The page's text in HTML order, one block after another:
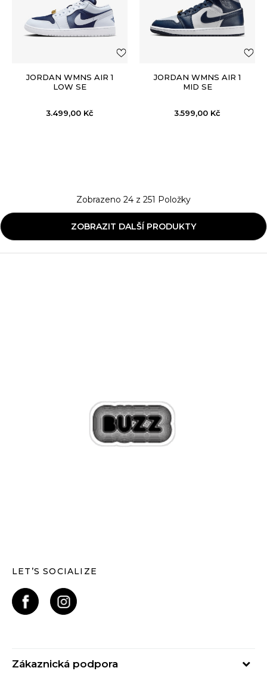
JORDAN WMNS AIR 1
LOW SE
3.499,00 Kč
JORDAN WMNS AIR 1
MID SE
3.599,00 Kč
Zobrazeno 24 z 251 Položky
ZOBRAZIT DALŠÍ PRODUKTY
LET’S SOCIALIZE
Zákaznická podpora